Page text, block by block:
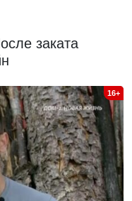
заката
16+